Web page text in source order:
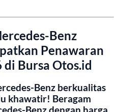
Benz
Penawaran
Bursa Otos.id
Benz berkualitas
khawatir! Beragam